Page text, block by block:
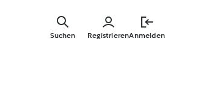
RegistrierenAnmelden
Suchen